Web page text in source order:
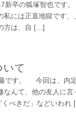
新卒の狐塚智也です
私には正直地獄です
方は、自 […]
いて
です。 今回は、内
なんて、他の友人に
くべきだ」などいわれ